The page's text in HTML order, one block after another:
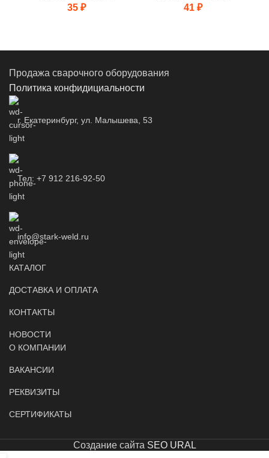
35 ₽
41 ₽
Продажа сварочного оборудования
Политика конфидициальности
г. Екатеринбург, ул. Малышева, 53
Тел: +7 912 216-92-50
info@stark-weld.ru
КАТАЛОГ
ДОСТАВКА И ОПЛАТА
КОНТАКТЫ
НОВОСТИ
О КОМПАНИИ
ВАКАНСИИ
РЕКВИЗИТЫ
СЕРТИФИКАТЫ
Создание сайта SEO URAL